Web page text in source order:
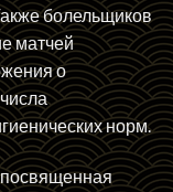
болельщиков
матчей
о
норм.
посвященная